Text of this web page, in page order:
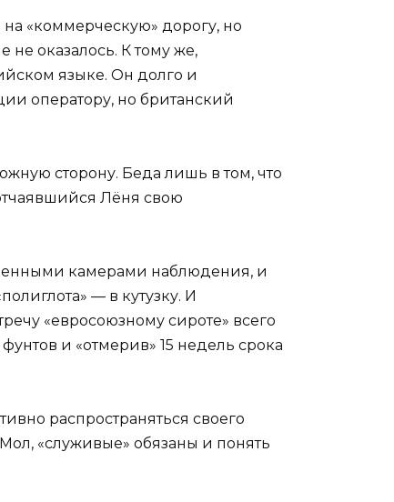
«коммерческую» дорогу, но
не оказалось. К тому же,
языке. Он долго и
оператору, но британский
сторону. Беда лишь в том, что
Лёня свою
камерами наблюдения, и
— в кутузку. И
«евросоюзному сироте» всего
и «отмерив» 15 недель срока
распространяться своего
«служивые» обязаны и понять